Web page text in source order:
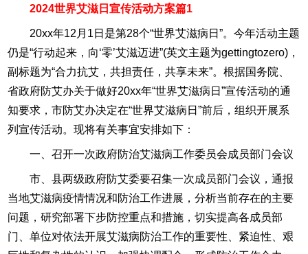
2024世界艾滋日宣传活动方案篇1
20xx年12月1日是第28个“世界艾滋病日”。今年活动主题
仍是“行动起来，向‘零’艾滋迈进”(英文主题为gettingtozero)，
副标题为“合力抗艾，共担责任，共享未来”。根据国务院、
省政府防艾办关于做好20xx年“世界艾滋病日”宣传活动的通
知要求，市防艾办决定在“世界艾滋病日”前后，组织开展系
列宣传活动。现将有关事宜安排如下：
一、召开一次政府防治艾滋病工作委员会成员部门会议
市、县两级政府防艾委要召集一次成员部门会议，通报
当地艾滋病疫情情况和防治工作进展，分析当前存在的主要
问题，研究部署下步防控重点和措施，切实提高各成员部
门、单位对依法开展艾滋病防治工作的重要性、紧迫性、艰